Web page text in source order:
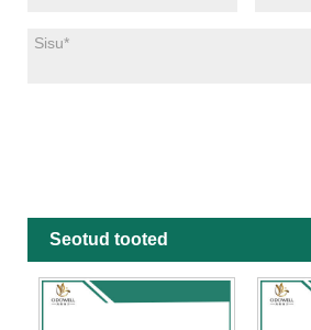
Seotud tooted